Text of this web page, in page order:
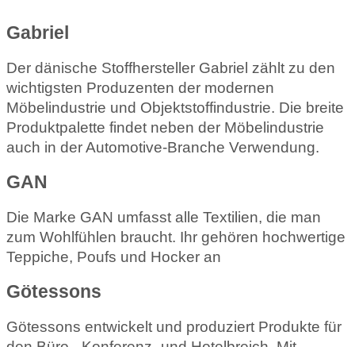
Gabriel
Der dänische Stoffhersteller Gabriel zählt zu den
wichtigsten Produzenten der modernen
Möbelindustrie und Objektstoffindustrie. Die breite
Produktpalette findet neben der Möbelindustrie
auch in der Automotive-Branche Verwendung.
GAN
Die Marke GAN umfasst alle Textilien, die man
zum Wohlfühlen braucht. Ihr gehören hochwertige
Teppiche, Poufs und Hocker an
Götessons
Götessons entwickelt und produziert Produkte für